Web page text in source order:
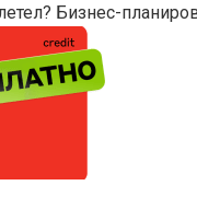
Бизнес-